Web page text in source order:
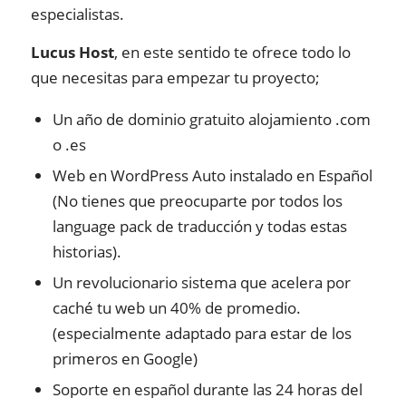
especialistas.
Lucus Host, en este sentido te ofrece todo lo
que necesitas para empezar tu proyecto;
Un año de dominio gratuito alojamiento .com
o .es
Web en WordPress Auto instalado en Español
(No tienes que preocuparte por todos los
language pack de traducción y todas estas
historias).
Un revolucionario sistema que acelera por
caché tu web un 40% de promedio.
(especialmente adaptado para estar de los
primeros en Google)
Soporte en español durante las 24 horas del